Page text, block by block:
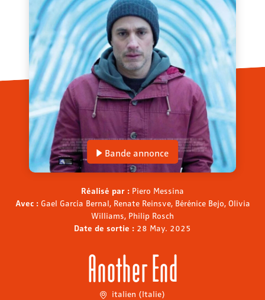
Bande annonce
Réalisé par : Piero Messina
Avec : Gael García Bernal, Renate Reinsve, Bérénice Bejo, Olivia
Williams, Philip Rosch
Date de sortie : 28 May. 2025
Another End
italien (Italie)